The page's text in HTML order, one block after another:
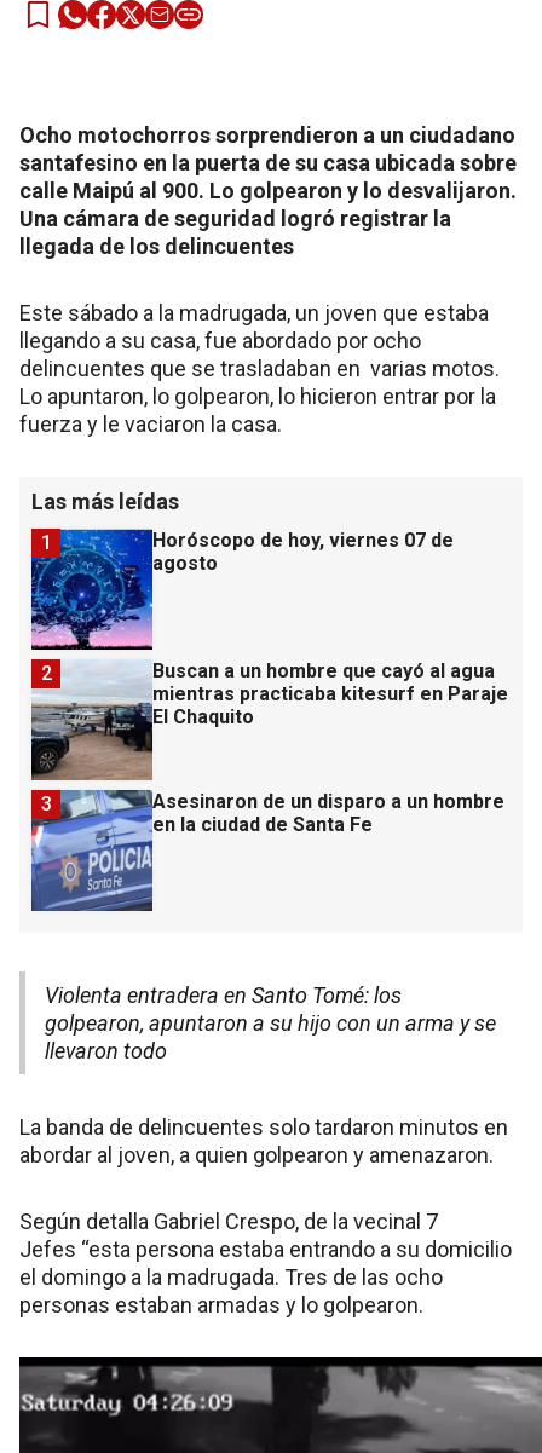
Ocho motochorros sorprendieron a un ciudadano
santafesino en la puerta de su casa ubicada sobre
calle Maipú al 900. Lo golpearon y lo desvalijaron.
Una cámara de seguridad logró registrar la
llegada de los delincuentes
Este sábado a la madrugada, un joven que estaba
llegando a su casa, fue abordado por ocho
delincuentes que se trasladaban en varias motos.
Lo apuntaron, lo golpearon, lo hicieron entrar por la
fuerza y le vaciaron la casa.
Las más leídas
Horóscopo de hoy, viernes 07 de
agosto
1
Buscan a un hombre que cayó al agua
mientras practicaba kitesurf en Paraje
El Chaquito
2
Asesinaron de un disparo a un hombre
en la ciudad de Santa Fe
3
Violenta entradera en Santo Tomé: los
golpearon, apuntaron a su hijo con un arma y se
llevaron todo
La banda de delincuentes solo tardaron minutos en
abordar al joven, a quien golpearon y amenazaron.
Según detalla Gabriel Crespo, de la vecinal 7
Jefes “esta persona estaba entrando a su domicilio
el domingo a la madrugada. Tres de las ocho
personas estaban armadas y lo golpearon.